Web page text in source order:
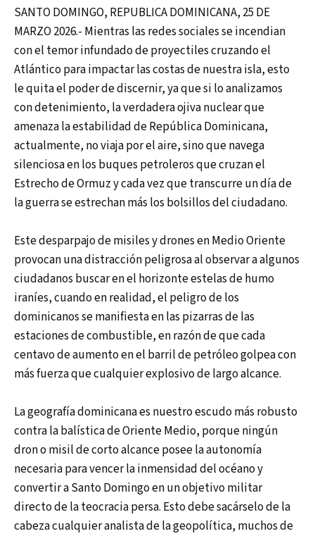
SANTO DOMINGO, REPUBLICA DOMINICANA, 25 DE
MARZO 2026.- Mientras las redes sociales se incendian
con el temor infundado de proyectiles cruzando el
Atlántico para impactar las costas de nuestra isla, esto
le quita el poder de discernir, ya que si lo analizamos
con detenimiento, la verdadera ojiva nuclear que
amenaza la estabilidad de República Dominicana,
actualmente, no viaja por el aire, sino que navega
silenciosa en los buques petroleros que cruzan el
Estrecho de Ormuz y cada vez que transcurre un día de
la guerra se estrechan más los bolsillos del ciudadano.
Este desparpajo de misiles y drones en Medio Oriente
provocan una distracción peligrosa al observar a algunos
ciudadanos buscar en el horizonte estelas de humo
iraníes, cuando en realidad, el peligro de los
dominicanos se manifiesta en las pizarras de las
estaciones de combustible, en razón de que cada
centavo de aumento en el barril de petróleo golpea con
más fuerza que cualquier explosivo de largo alcance.
La geografía dominicana es nuestro escudo más robusto
contra la balística de Oriente Medio, porque ningún
dron o misil de corto alcance posee la autonomía
necesaria para vencer la inmensidad del océano y
convertir a Santo Domingo en un objetivo militar
directo de la teocracia persa. Esto debe sacárselo de la
cabeza cualquier analista de la geopolítica, muchos de